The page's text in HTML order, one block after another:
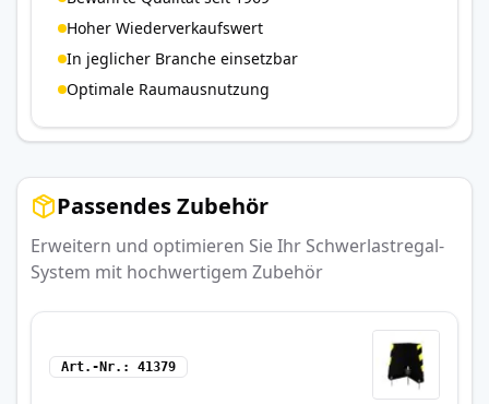
Hoher Wiederverkaufswert
In jeglicher Branche einsetzbar
Optimale Raumausnutzung
Passendes Zubehör
Erweitern und optimieren Sie Ihr Schwerlastregal-
System mit hochwertigem Zubehör
Art.-Nr. 41379